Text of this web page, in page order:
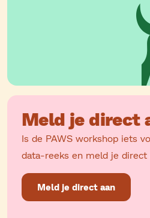
Meld je direct
Is de PAWS workshop iets
data-reeks en meld je direct
Meld je direct aan